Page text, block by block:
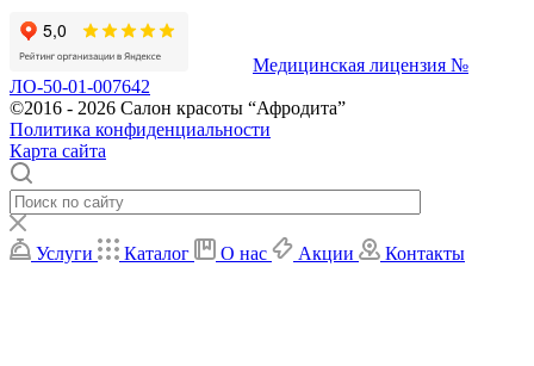
Медицинская лицензия №
ЛО-50-01-007642
©2016 - 2026 Салон красоты “Афродита”
Политика конфиденциальности
Карта сайта
Услуги Каталог О нас Акции Контакты